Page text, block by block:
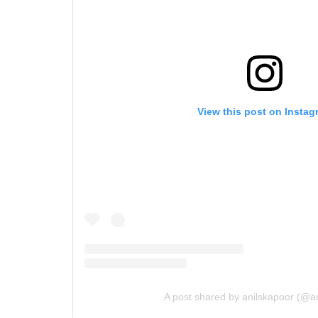
View this post on
A post shared by anilskapoor